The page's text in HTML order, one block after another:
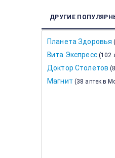
ДРУГИЕ
Планета Здоровья (
Вита Экспресс (102
Доктор Столетов (
Магнит (38 аптек в